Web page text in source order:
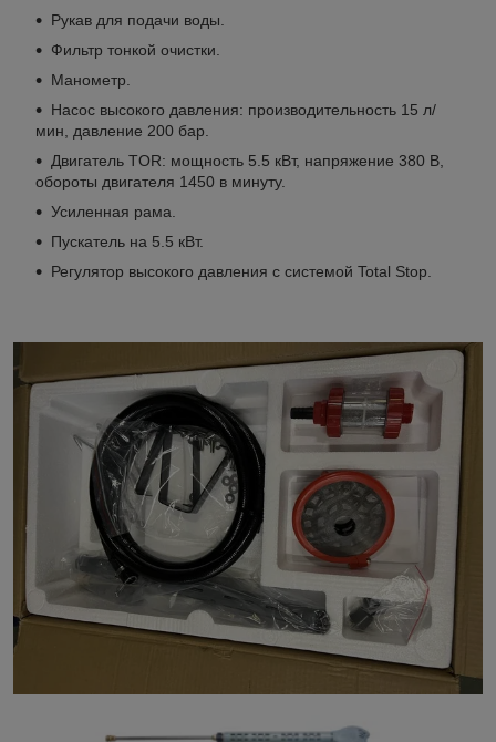
Рукав для подачи воды.
Фильтр тонкой очистки.
Манометр.
На­со­с вы­со­ко­го дав­ле­ния: про­из­во­ди­тель­но­сть 15 л/
мин, дав­ле­ние 200 бар.
Дви­га­те­ль TOR: мощ­но­сть 5.5 кВт, на­пря­же­ни­е 380 В,
обо­ро­ты дви­га­те­ля 1450 в ми­ну­ту.
Уси­лен­ная рама.
Пус­ка­те­ль на 5.5 кВт.
Ре­гу­ля­то­р вы­со­ко­го дав­ле­ния с си­сте­мой Total Stop.